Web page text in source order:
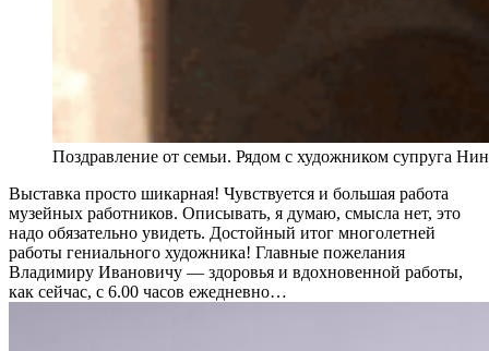
Поздравление от семьи. Рядом с художником супруга
Выставка просто шикарная! Чувствуется и большая работа
музейных работников. Описывать, я думаю, смысла нет, это
надо обязательно увидеть. Достойный итог многолетней
работы гениального художника! Главные пожелания
Владимиру Ивановичу — здоровья и вдохновенной работы,
как сейчас, с 6.00 часов ежедневно…